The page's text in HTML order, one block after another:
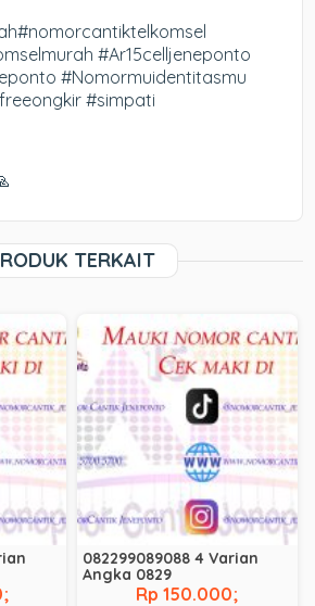
#Ar15celljeneponto
#Nomormuidentitasmu
#simpati
TERKAIT
082299089088 4 Varian
Angka 0829
Rp 150.000;